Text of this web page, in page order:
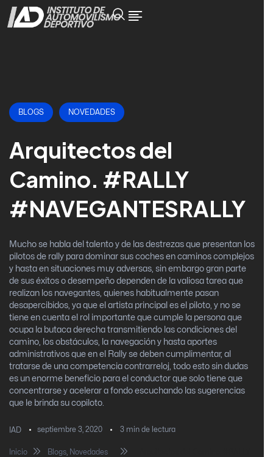
BLOGS NOVEDADES
Arquitectos del
Camino. #RALLY
#NAVEGANTESRALLY
Mucho se habla del talento y de las destrezas que presentan los
pilotos de rally para dominar sus coches en caminos complejos
y hasta en situaciones muy adversas, sin embargo gran parte
de sus éxitos o desempeño dependen de la valiosa tarea que
realizan los navegantes, quienes habitualmente pasan
desapercibidos, ya que el artista principal es el piloto, y no se
tiene en cuenta el rol importante que cumple la persona que
ocupa la butaca derecha transmitiendo las condiciones del
camino, los obstáculos, la navegación y hasta aportes
administrativos que en el Rally se deben cumplimentar, al
tratarse de una competencia contrarreloj, todo esto sin dudas
es un enorme beneficio para el conductor que solo tiene que
concentrarse y acelerar a fondo escuchando las sugerencias
que le brinda su copiloto.
IAD septiembre 3, 2020 3 min de lectura
Inicio Blogs, Novedades